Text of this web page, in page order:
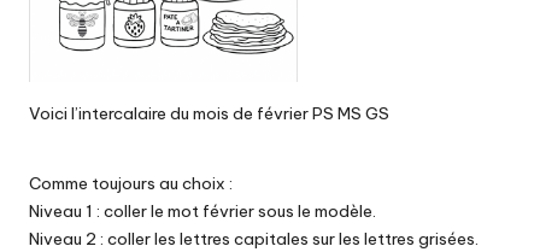
Voici l’intercalaire du mois de février PS MS GS
Comme toujours au choix :
Niveau 1 : coller le mot février sous le modèle.
Niveau 2 : coller les lettres capitales sur les lettres grisées.